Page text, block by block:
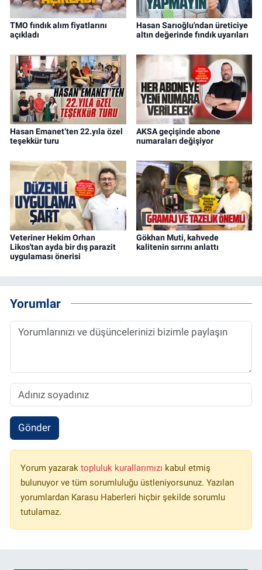
TMO fındık alım fiyatlarını
açıkladı
Hasan Sarıoğlu'ndan üreticiye
altın değerinde fındık uyarıları
Hasan Emanet’ten 22.yıla özel
teşekkür turu
AKSA geçişinde abone
numaraları değişiyor
Veteriner Hekim Orhan
Likos'tan ayda bir dış parazit
uygulaması önerisi
Gökhan Muti, kahvede
kalitenin sırrını anlattı
Yorumlar
Gönder
Yorum yazarak topluluk kurallarımızı kabul etmiş
bulunuyor ve tüm sorumluluğu üstleniyorsunuz. Yazılan
yorumlardan Karasu Haberleri hiçbir şekilde sorumlu
tutulamaz.